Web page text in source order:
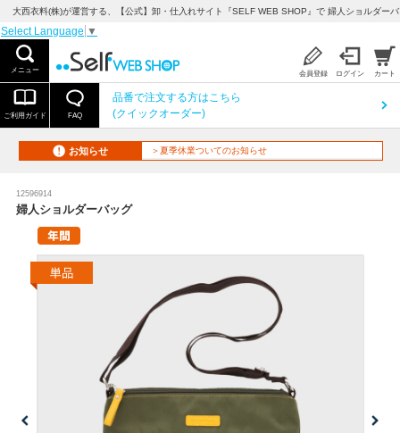
大西衣料(株)が運営する、【公式】卸・仕入れサイト『SELF WEB SHOP』で 婦人ショルダー
Select Language ▼
メニュー 会員登録 ログイン カート
ご利用ガイド FAQ
品番で注文する方はこちら
(クイックオーダー)
お知らせ ＞夏季休業ついてのお知らせ
12596914
婦人ショルダーバッグ